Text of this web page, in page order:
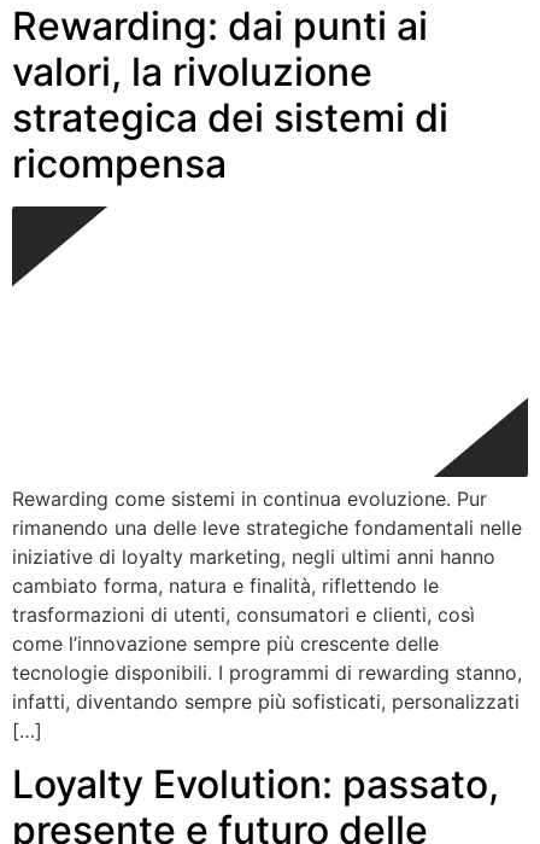
Rewarding: dai punti ai
valori, la rivoluzione
strategica dei sistemi di
ricompensa
Rewarding come sistemi in continua evoluzione. Pur
rimanendo una delle leve strategiche fondamentali nelle
iniziative di loyalty marketing, negli ultimi anni hanno
cambiato forma, natura e finalità, riflettendo le
trasformazioni di utenti, consumatori e clienti, così
come l’innovazione sempre più crescente delle
tecnologie disponibili. I programmi di rewarding stanno,
infatti, diventando sempre più sofisticati, personalizzati
[…]
Loyalty Evolution: passato,
presente e futuro delle